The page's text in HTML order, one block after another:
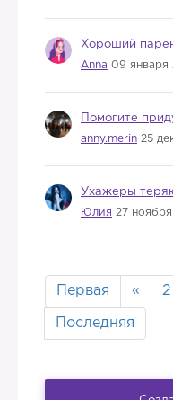
Хороший
Anna 09 января
Помогите
anny.merin 25
Ухажеры
Юлия 27 ноября
Первая « 2
Последняя